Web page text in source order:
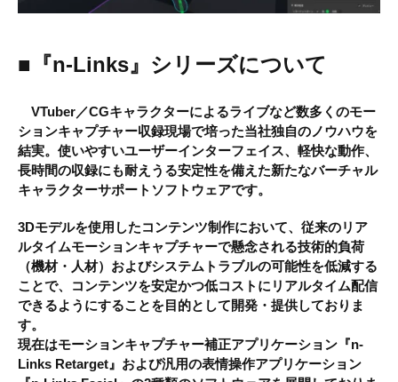
■『n-Links』シリーズについて
VTuber／CGキャラクターによるライブなど数多くのモー
ションキャプチャー収録現場で培った当社独自のノウハウを
結実。使いやすいユーザーインターフェイス、軽快な動作、
長時間の収録にも耐えうる安定性を備えた新たなバーチャル
キャラクターサポートソフトウェアです。
3Dモデルを使用したコンテンツ制作において、従来のリア
ルタイムモーションキャプチャーで懸念される技術的負荷
（機材・人材）およびシステムトラブルの可能性を低減する
ことで、コンテンツを安定かつ低コストにリアルタイム配信
できるようにすることを目的として開発・提供しておりま
す。
現在はモーションキャプチャー補正アプリケーション 『n-
Links Retarget』 および汎用の表情操作アプリケーション